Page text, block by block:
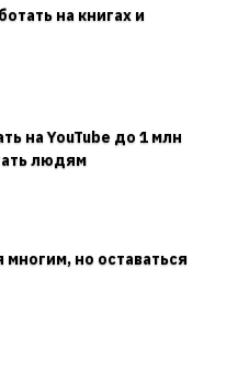
на книгах и
на YouTube до 1 млн
людям
многим, но оставаться